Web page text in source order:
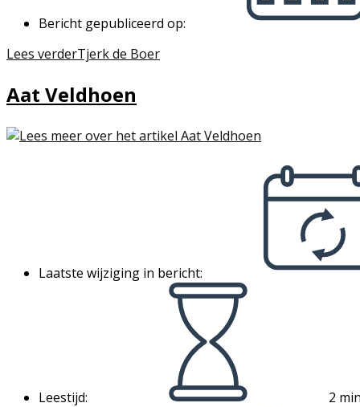
Bericht gepubliceerd op:
Lees verderTjerk de Boer
Aat Veldhoen
Laatste wijziging in bericht:
Leestijd: 2